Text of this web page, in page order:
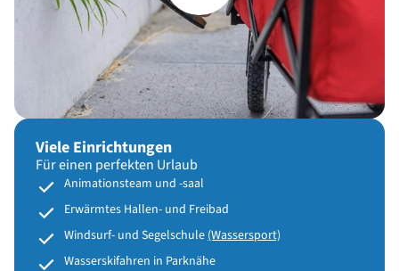
Viele Einrichtungen
Für einen perfekten Urlaub
Animationsteam und -saal
Erwärmtes Hallen- und Freibad
Windsurf- und Segelschule (Wassersport)
Wasserskifahren in Parknähe